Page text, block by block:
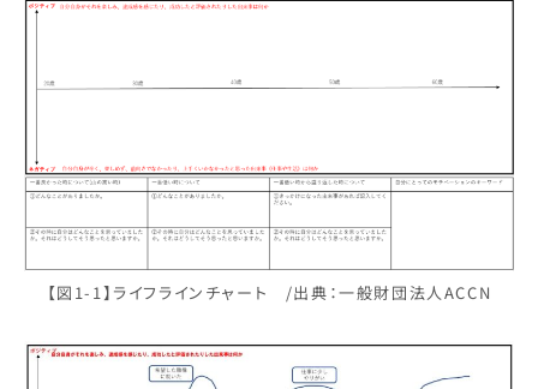
【図1-1】ライフラインチャート /出典：一般財団法人ACCN